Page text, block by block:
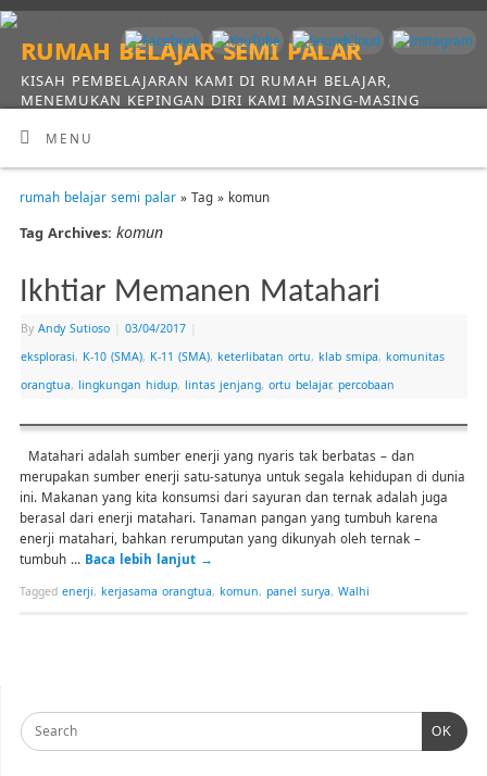
rumah belajar semi palar
KISAH PEMBELAJARAN KAMI DI RUMAH BELAJAR,
MENEMUKAN KEPINGAN DIRI KAMI MASING-MASING
MENU
rumah belajar semi palar» Tag » komun
Tag Archives: komun
Ikhtiar Memanen Matahari
By Andy Sutioso 03/04/2017
eksplorasi, K-10 (SMA), K-11 (SMA), keterlibatan ortu, klab smipa, komunitas
orangtua, lingkungan hidup, lintas jenjang, ortu belajar, percobaan
Matahari adalah sumber enerji yang nyaris tak berbatas – dan
merupakan sumber enerji satu-satunya untuk segala kehidupan di dunia
ini. Makanan yang kita konsumsi dari sayuran dan ternak adalah juga
berasal dari enerji matahari. Tanaman pangan yang tumbuh karena
enerji matahari, bahkan rerumputan yang dikunyah oleh ternak –
tumbuh … Baca lebih lanjut →
Tagged enerji, kerjasama orangtua, komun, panel surya, Walhi
OK